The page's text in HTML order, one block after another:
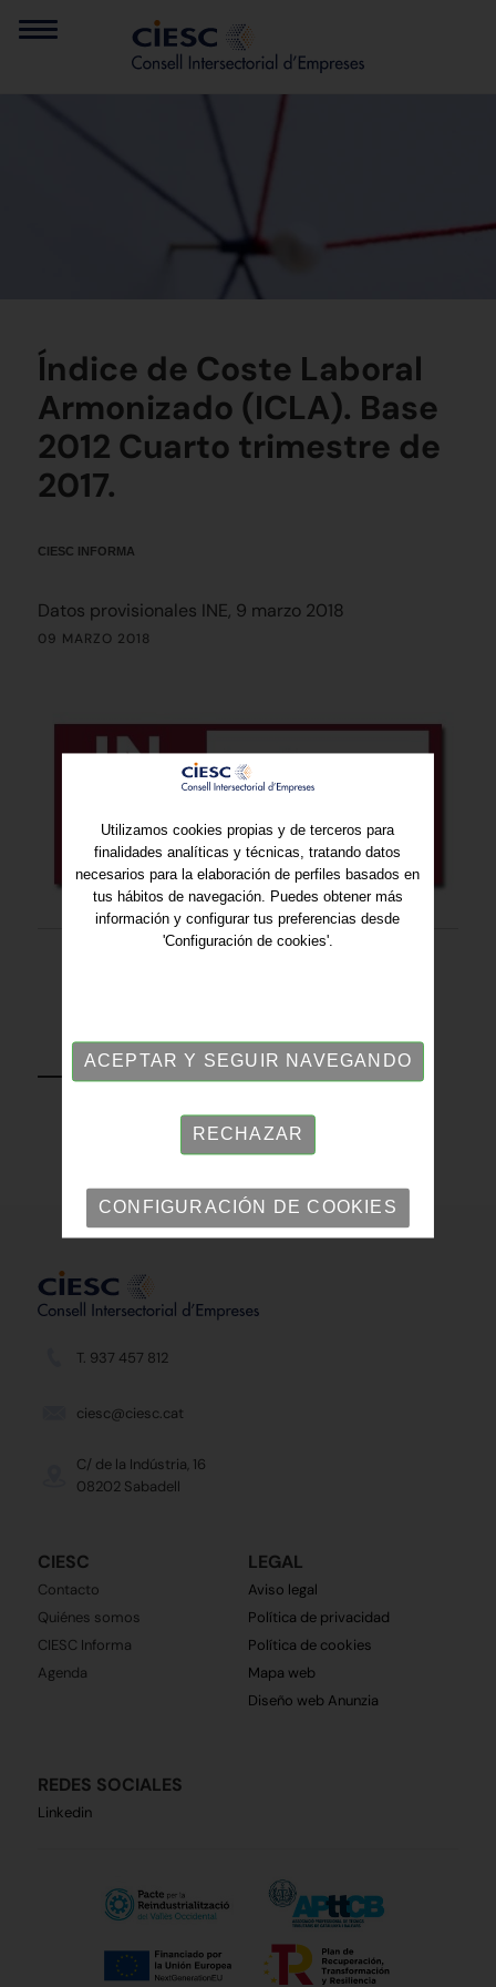
Índice de Coste Laboral
Armonizado (ICLA). Base
2012 Cuarto trimestre de
2017.
CIESC INFORMA
Datos provisionales INE, 9 marzo 2018
09 MARZO 2018
VOLVER
T. 937 457 812
ciesc@ciesc.cat
C/ de la Indústria, 16
08202 Sabadell
CIESC
Contacto
Quiénes somos
CIESC Informa
Agenda
REDES SOCIALES
Linkedin
LEGAL
Aviso legal
Política de privacidad
Política de cookies
Mapa web
Diseño web Anunzia
Utilizamos cookies propias y de terceros para
finalidades analíticas y técnicas, tratando datos
necesarios para la elaboración de perfiles basados en
tus hábitos de navegación. Puedes obtener más
información y configurar tus preferencias desde
'Configuración de cookies'.
ACEPTAR Y SEGUIR NAVEGANDO
RECHAZAR
CONFIGURACIÓN DE COOKIES